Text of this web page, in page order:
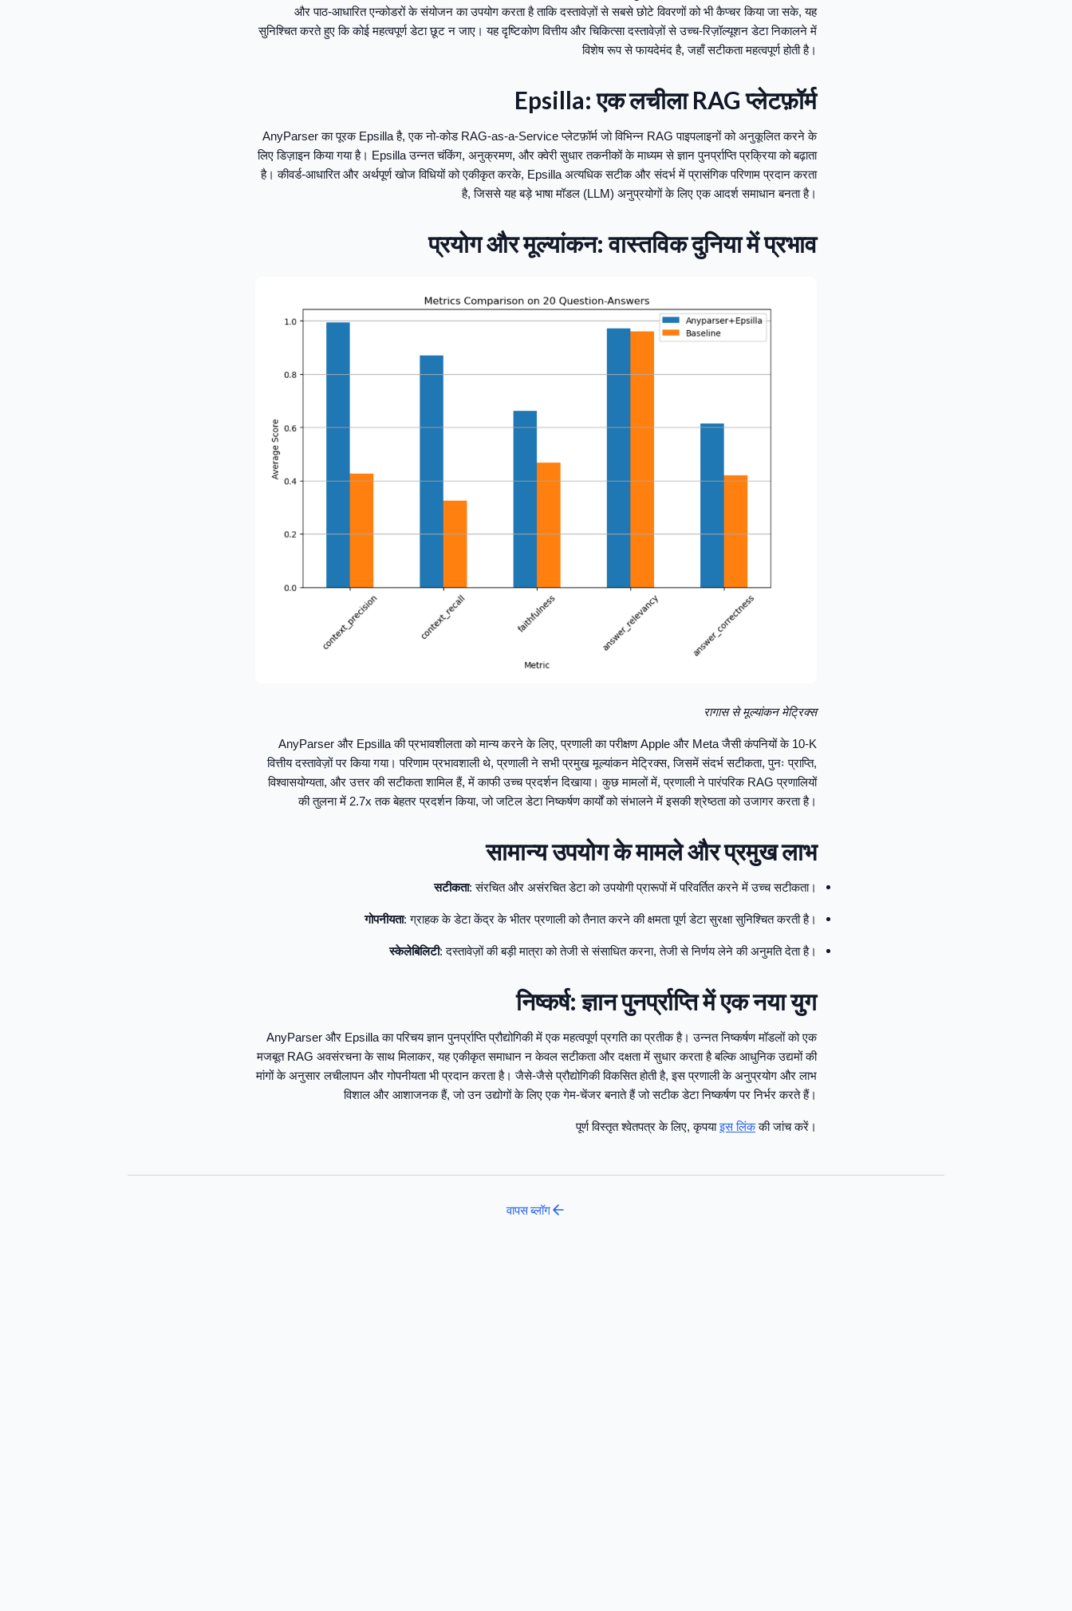
और पाठ-आधारित एन्कोडरों के संयोजन का उपयोग करता है ताकि दस्तावेज़ों से सबसे छोटे विवरणों को भी कैप्चर किया जा सके, यह
सुनिश्चित करते हुए कि कोई महत्वपूर्ण डेटा छूट न जाए। यह दृष्टिकोण वित्तीय और चिकित्सा दस्तावेज़ों से उच्च-रिज़ॉल्यूशन डेटा निकालने में
विशेष रूप से फायदेमंद है, जहाँ सटीकता महत्वपूर्ण होती है।
Epsilla: एक लचीला RAG प्लेटफ़ॉर्म
AnyParser का पूरक Epsilla है, एक नो-कोड RAG-as-a-Service प्लेटफ़ॉर्म जो विभिन्न RAG पाइपलाइनों को अनुकूलित करने के
लिए डिज़ाइन किया गया है। Epsilla उन्नत चंकिंग, अनुक्रमण, और क्वेरी सुधार तकनीकों के माध्यम से ज्ञान पुनर्प्राप्ति प्रक्रिया को बढ़ाता
है। कीवर्ड-आधारित और अर्थपूर्ण खोज विधियों को एकीकृत करके, Epsilla अत्यधिक सटीक और संदर्भ में प्रासंगिक परिणाम प्रदान करता
है, जिससे यह बड़े भाषा मॉडल (LLM) अनुप्रयोगों के लिए एक आदर्श समाधान बनता है।
प्रयोग और मूल्यांकन: वास्तविक दुनिया में प्रभाव
रागास से मूल्यांकन मेट्रिक्स
AnyParser और Epsilla की प्रभावशीलता को मान्य करने के लिए, प्रणाली का परीक्षण Apple और Meta जैसी कंपनियों के 10-K
वित्तीय दस्तावेज़ों पर किया गया। परिणाम प्रभावशाली थे, प्रणाली ने सभी प्रमुख मूल्यांकन मेट्रिक्स, जिसमें संदर्भ सटीकता, पुनः प्राप्ति,
विश्वासयोग्यता, और उत्तर की सटीकता शामिल हैं, में काफी उच्च प्रदर्शन दिखाया। कुछ मामलों में, प्रणाली ने पारंपरिक RAG प्रणालियों
की तुलना में 2.7x तक बेहतर प्रदर्शन किया, जो जटिल डेटा निष्कर्षण कार्यों को संभालने में इसकी श्रेष्ठता को उजागर करता है।
सामान्य उपयोग के मामले और प्रमुख लाभ
सटीकता: संरचित और असंरचित डेटा को उपयोगी प्रारूपों में परिवर्तित करने में उच्च सटीकता।
गोपनीयता: ग्राहक के डेटा केंद्र के भीतर प्रणाली को तैनात करने की क्षमता पूर्ण डेटा सुरक्षा सुनिश्चित करती है।
स्केलेबिलिटी: दस्तावेज़ों की बड़ी मात्रा को तेजी से संसाधित करना, तेजी से निर्णय लेने की अनुमति देता है।
निष्कर्ष: ज्ञान पुनर्प्राप्ति में एक नया युग
AnyParser और Epsilla का परिचय ज्ञान पुनर्प्राप्ति प्रौद्योगिकी में एक महत्वपूर्ण प्रगति का प्रतीक है। उन्नत निष्कर्षण मॉडलों को एक
मजबूत RAG अवसंरचना के साथ मिलाकर, यह एकीकृत समाधान न केवल सटीकता और दक्षता में सुधार करता है बल्कि आधुनिक उद्यमों की
मांगों के अनुसार लचीलापन और गोपनीयता भी प्रदान करता है। जैसे-जैसे प्रौद्योगिकी विकसित होती है, इस प्रणाली के अनुप्रयोग और लाभ
विशाल और आशाजनक हैं, जो उन उद्योगों के लिए एक गेम-चेंजर बनाते हैं जो सटीक डेटा निष्कर्षण पर निर्भर करते हैं।
पूर्ण विस्तृत श्वेतपत्र के लिए, कृपयाइस लिंककी जांच करें।
वापसब्लॉग